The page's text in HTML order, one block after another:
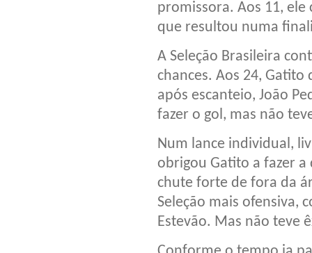
promissora. Aos 11,
que resultou numa
A Seleção Brasileira
chances. Aos 24, Gatito
após escanteio, João
fazer o gol, mas não
Num lance individual,
obrigou Gatito a fazer
chute forte de fora da
Seleção mais ofensiva,
Estevão. Mas não teve